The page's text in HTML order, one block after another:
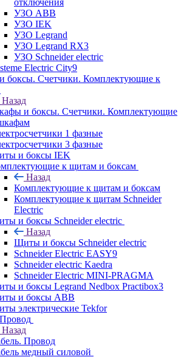
УЗО ABB
УЗО IEK
УЗО Legrand
УЗО Legrand RX3
УЗО Schneider electric
Electric City9
боксы. Счетчики. Комплектующие к
Назад
и боксы. Счетчики. Комплектующие
1 фазные
3 фазные
и боксы IEK
к щитам и боксам
Назад
Комплектующие к щитам и боксам
Комплектующие к щитам Schneider
Electric
и боксы Schneider electric
Назад
Щиты и боксы Schneider electric
Schneider Electric EASY9
Schneider electric Kaedra
Schneider Electric MINI-PRAGMA
и боксы Legrand Nedbox Practibox3
и боксы ABB
электрические Tekfor
Назад
Провод
медный силовой